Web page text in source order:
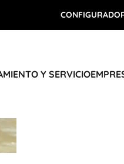
Y SERVICIO